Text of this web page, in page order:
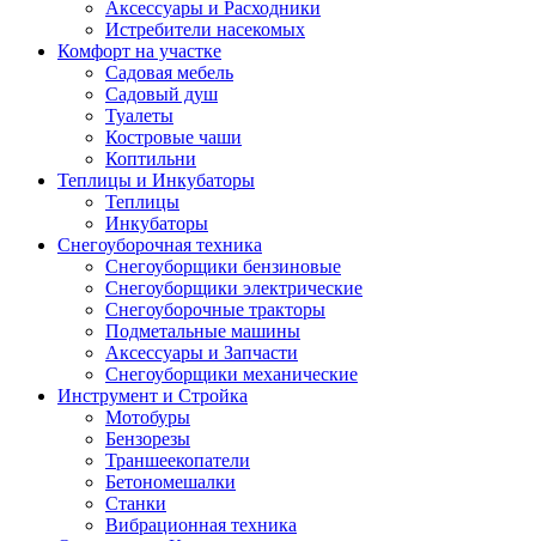
Аксессуары и Расходники
Истребители насекомых
Комфорт на участке
Садовая мебель
Садовый душ
Туалеты
Костровые чаши
Коптильни
Теплицы и Инкубаторы
Теплицы
Инкубаторы
Снегоуборочная техника
Снегоуборщики бензиновые
Снегоуборщики электрические
Снегоуборочные тракторы
Подметальные машины
Аксессуары и Запчасти
Снегоуборщики механические
Инструмент и Стройка
Мотобуры
Бензорезы
Траншеекопатели
Бетономешалки
Станки
Вибрационная техника